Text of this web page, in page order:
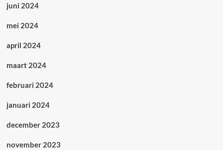
juni 2024
mei 2024
april 2024
maart 2024
februari 2024
januari 2024
december 2023
november 2023